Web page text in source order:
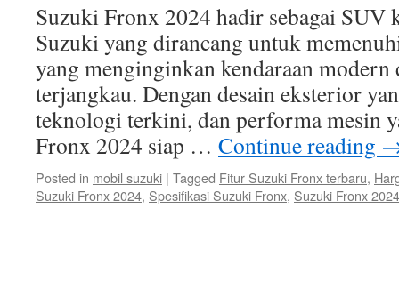
Suzuki Fronx 2024 hadir sebagai SUV
Suzuki yang dirancang untuk
yang menginginkan kendaraan modern
terjangkau. Dengan desain eksterior
teknologi terkini, dan performa mesin
Fronx 2024 siap … Continue reading
Posted in mobil suzuki | Tagged Fitur Suzuki Fronx terbaru,
Suzuki Fronx 2024, Spesifikasi Suzuki Fronx, Suzuki Fronx 2024